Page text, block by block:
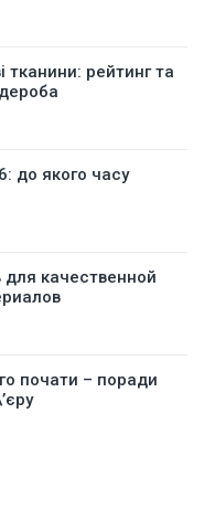
тканини: рейтинг та
до якого часу
качественной
почати – поради